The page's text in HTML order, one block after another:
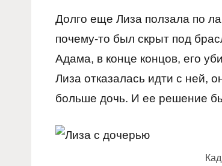
Долго еще Лиза ползала по
почему-то был скрыт под
Адама, в конце концов, его
Лиза отказалась идти с ней,
больше дочь. И ее решение